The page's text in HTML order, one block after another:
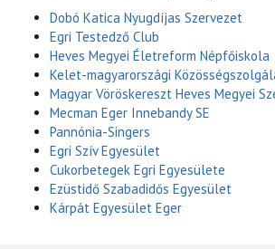
Dobó Katica Nyugdíjas Szervezet
Egri Testedző Club
Heves Megyei Életreform Népfőiskola
Kelet-magyarországi
Magyar Vöröskereszt Heves Megyei
Mecman Eger Innebandy SE
Pannónia-Singers
Egri Szív Egyesület
Cukorbetegek Egri Egyesülete
Ezüstidő Szabadidős Egyesület
Kárpát Egyesület Eger